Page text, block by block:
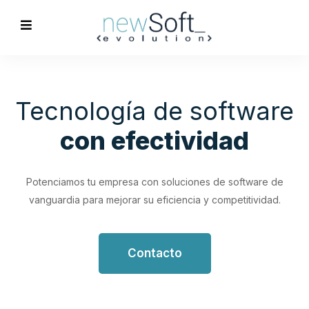
Optimización de
Procesos
trabajo.